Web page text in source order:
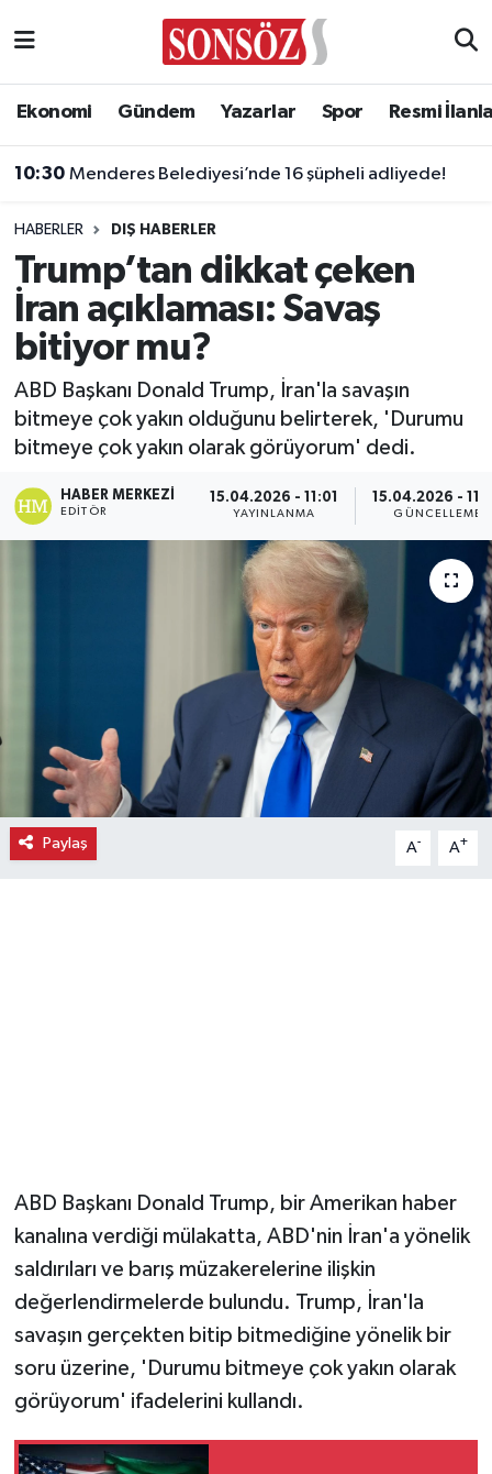
Ekonomi Gündem Yazarlar Spor Resmi
10:30 Menderes Belediyesi’nde 16 şüpheli adliyede!
HABERLER DIŞ HABERLER
Trump’tan dikkat çeken
İran açıklaması: Savaş
bitiyor mu?
ABD Başkanı Donald Trump, İran'la savaşın
bitmeye çok yakın olduğunu belirterek, 'Durumu
bitmeye çok yakın olarak görüyorum' dedi.
HABER MERKEZI
EDITÖR
15.04.2026 - 11:01
YAYINLANMA
15.04.2026 -
GÜNCELLEME
Paylaş A- A+
ABD Başkanı Donald Trump, bir Amerikan haber
kanalına verdiği mülakatta, ABD'nin İran'a yönelik
saldırıları ve barış müzakerelerine ilişkin
değerlendirmelerde bulundu. Trump, İran'la
savaşın gerçekten bitip bitmediğine yönelik bir
soru üzerine, 'Durumu bitmeye çok yakın olarak
görüyorum' ifadelerini kullandı.
Asayiş
Biyografi
Çevre
Diğer
Dünya
Gurme
Haber
Seri İlan
Siyaset
Sokak Hayvanlarını Sahiplendirme
Sonsöz Özel
Ankara Nöbetçi Eczaneler
Ankara Trafik Yoğunluk Haritası
Süper Lig Puan Durumu ve Fikstür
Tüm Manşetler
Son Dakika Haberleri